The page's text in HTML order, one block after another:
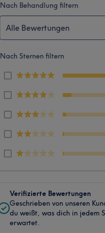
Nach Behandlung filtern
Alle Bewertungen
Nach Sternen filtern
Verifizierte Bewertungen
Geschrieben von unseren
du weißt, was dich in jedem
erwartet.